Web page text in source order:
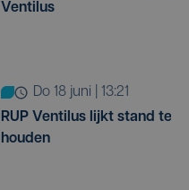
Ventilus
do 18 juni | 13:21
RUP Ventilus lijkt stand te
houden